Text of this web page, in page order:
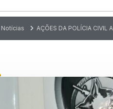
Notícias AÇÕES DA POLÍCIA CIVIL